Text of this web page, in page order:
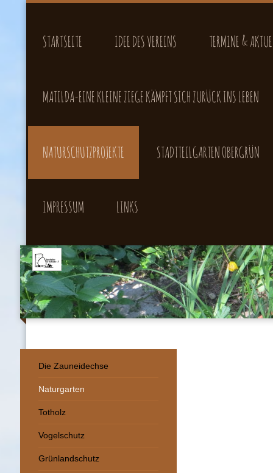
STARTSEITE IDEE DES VEREINS TERMINE &
MATILDA-EINE KLEINE ZIEGE KÄMPFT SICH ZURÜCK INS LEBEN
NATURSCHUTZPROJEKTE STADTTEILGARTEN OBERGRÜN
IMPRESSUM LINKS
Die Zauneidechse
Naturgarten
Totholz
Vogelschutz
Grünlandschutz